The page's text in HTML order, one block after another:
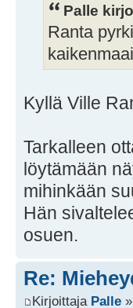
Palle
Ranta
Kyllä Ville
Tarkalleen
löytämään
mihinkään
Hän
osuen.
Re:
Kirjoittaja Palle